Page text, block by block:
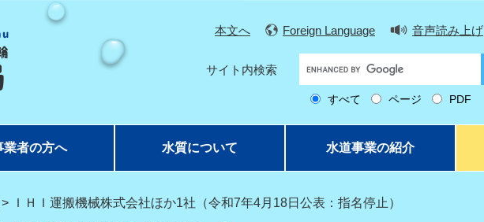
本文へ Foreign Language 音声読み上げ
サイト内検索
カ
ス
すべて ページ PDF
業者の方へ 水質について 水道事業の紹介
> ＩＨＩ運搬機械株式会社ほか1社（令和7年4月18日公表：指名停止）